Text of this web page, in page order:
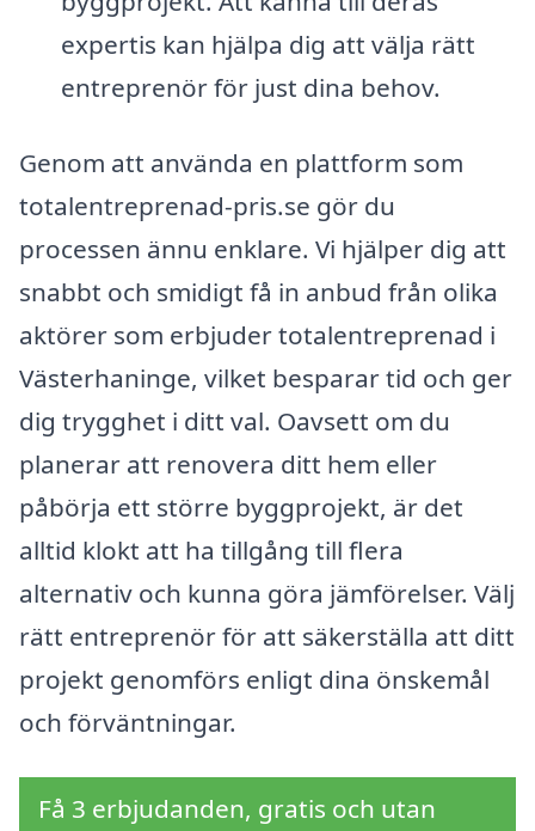
expertis kan hjälpa dig att välja rätt
entreprenör för just dina behov.
Genom att använda en plattform som
totalentreprenad-pris.se gör du
processen ännu enklare. Vi hjälper dig att
snabbt och smidigt få in anbud från olika
aktörer som erbjuder totalentreprenad i
Västerhaninge, vilket besparar tid och ger
dig trygghet i ditt val. Oavsett om du
planerar att renovera ditt hem eller
påbörja ett större byggprojekt, är det
alltid klokt att ha tillgång till flera
alternativ och kunna göra jämförelser. Välj
rätt entreprenör för att säkerställa att ditt
projekt genomförs enligt dina önskemål
och förväntningar.
Få 3 erbjudanden, gratis och utan